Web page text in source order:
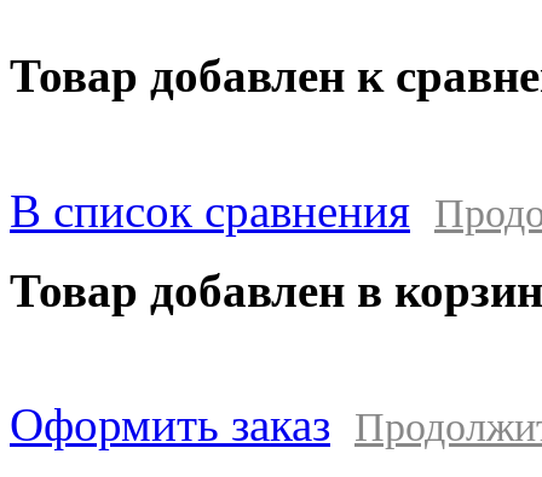
Товар добавлен к
В список сравнения
Товар добавлен в
Оформить заказ